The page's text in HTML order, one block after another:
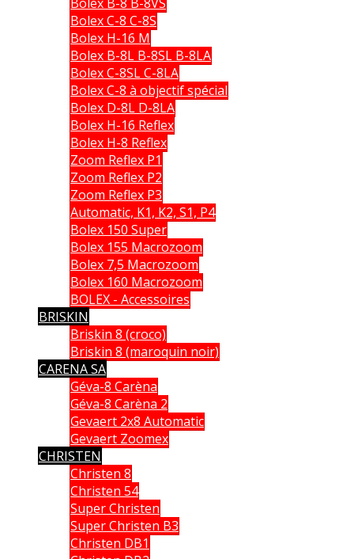
Bolex C-8 C-8S
Bolex H-16 M
Bolex B-8L B-8SL B-8LA
Bolex C-8SL C-8LA
Bolex C-8 à objectif spécial
Bolex D-8L D-8LA
Bolex H-16 Reflex
Bolex H-8 Reflex
Zoom Reflex P1
Zoom Reflex P2
Zoom Reflex P3
Automatic, K1, K2, S1, P4
Bolex 150 Super
Bolex 155 Macrozoom
Bolex 7,5 Macrozoom
Bolex 160 Macrozoom
BOLEX - Accessoires
BRISKIN
Briskin 8 (croco)
Briskin 8 (maroquin noir)
CARENA SA
Géva-8 Carèna
Géva-8 Carèna 2
Gevaert 2x8 Automatic
Gevaert Zoomex
CHRISTEN
Christen 8
Christen 54
Super Christen
Super Christen B3
Christen DB1